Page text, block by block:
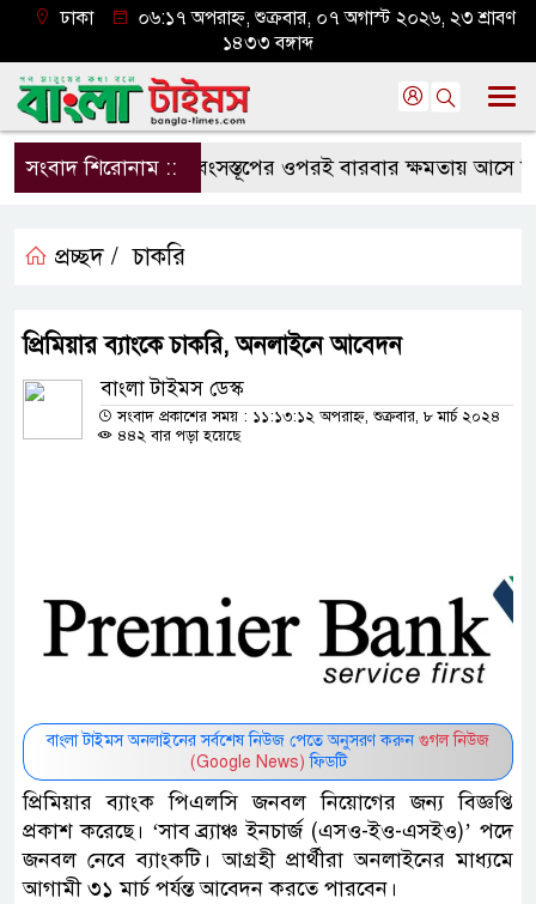
ঢাকা
০৬:১৭ অপরাহ্ন, শুক্রবার, ০৭ অগাস্ট ২০২৬, ২৩ শ্রাবণ
১৪৩৩ বঙ্গাব্দ
সংবাদ শিরোনাম ::ধ্বংসস্তূপের ওপরই বারবার ক্ষমতায় আসে
প্রচ্ছদ / চাকরি
প্রিমিয়ার ব্যাংকে চাকরি, অনলাইনে আবেদন
বাংলা টাইমস ডেস্ক
সংবাদ প্রকাশের সময় : ১১:১৩:১২ অপরাহ্ন, শুক্রবার, ৮ মার্চ ২০২৪
৪৪২ বার পড়া হয়েছে
বাংলা টাইমস অনলাইনের সর্বশেষ নিউজ পেতে অনুসরণ করুন গুগল নিউজ
(Google News) ফিডটি
প্রিমিয়ার ব্যাংক পিএলসি জনবল নিয়োগের জন্য বিজ্ঞপ্তি
প্রকাশ করেছে। ‘সাব ব্র্যাঞ্চ ইনচার্জ (এসও-ইও-এসইও)’ পদে
জনবল নেবে ব্যাংকটি। আগ্রহী প্রার্থীরা অনলাইনের মাধ্যমে
আগামী ৩১ মার্চ পর্যন্ত আবেদন করতে পারবেন।